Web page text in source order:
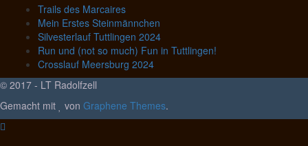
Trails des Marcaires
Mein Erstes Steinmännchen
Silvesterlauf Tuttlingen 2024
Run und (not so much) Fun in Tuttlingen!
Crosslauf Meersburg 2024
© 2017 - LT Radolfzell
Gemacht mit
von Graphene Themes.